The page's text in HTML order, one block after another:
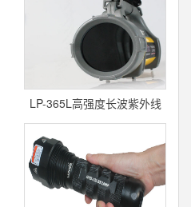
LP-365L高强度长波紫外线
灯